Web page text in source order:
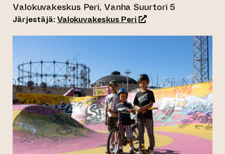
Valokuvakeskus Peri, Vanha Suurtori 5
Järjestäjä: Valokuvakeskus Peri(siirtyy toiseen